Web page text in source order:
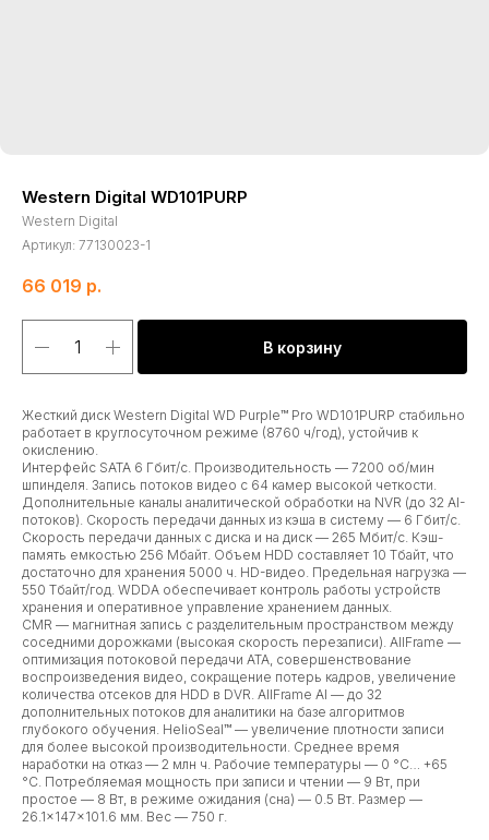
Western Digital WD101PURP
Western Digital
Артикул: 77130023-1
66 019 р.
В корзину
Жесткий диск Western Digital WD Purple™ Pro WD101PURP стабильно
работает в круглосуточном режиме (8760 ч/год), устойчив к
окислению.
Интерфейс SATA 6 Гбит/с. Производительность — 7200 об/мин
шпинделя. Запись потоков видео с 64 камер высокой четкости.
Дополнительные каналы аналитической обработки на NVR (до 32 AI-
потоков). Скорость передачи данных из кэша в систему — 6 Гбит/с.
Скорость передачи данных с диска и на диск — 265 Мбит/с. Кэш-
память емкостью 256 Мбайт. Объем HDD составляет 10 Тбайт, что
достаточно для хранения 5000 ч. HD-видео. Предельная нагрузка —
550 Тбайт/год. WDDA обеспечивает контроль работы устройств
хранения и оперативное управление хранением данных.
CMR — магнитная запись с разделительным пространством между
соседними дорожками (высокая скорость перезаписи). AllFrame —
оптимизация потоковой передачи ATA, совершенствование
воспроизведения видео, сокращение потерь кадров, увеличение
количества отсеков для HDD в DVR. AllFrame AI — до 32
дополнительных потоков для аналитики на базе алгоритмов
глубокого обучения. HelioSeal™ — увеличение плотности записи
для более высокой производительности. Среднее время
наработки на отказ — 2 млн ч. Рабочие температуры — 0 °C… +65
°C. Потребляемая мощность при записи и чтении — 9 Вт, при
простое — 8 Вт, в режиме ожидания (сна) — 0.5 Вт. Размер —
26.1×147×101.6 мм. Вес — 750 г.